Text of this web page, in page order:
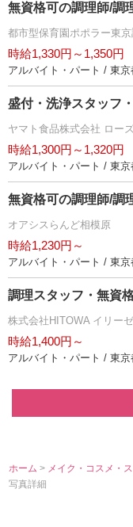
無資格可の調理師/調
都市型保育園ポポラー東京
時給1,330円～1,350円
アルバイト・パート / 東京
盛付・洗浄スタッフ
ヤマト食品株式会社 ロー
時給1,300円～1,320円
アルバイト・パート / 東京
無資格可の調理師/調
オアシスらんど相模原
時給1,230円～
アルバイト・パート / 東京
調理スタッフ・無資
株式会社HITOWA イリー
時給1,400円～
アルバイト・パート / 東京
ホーム > メイク・コスメ・
写真詳細